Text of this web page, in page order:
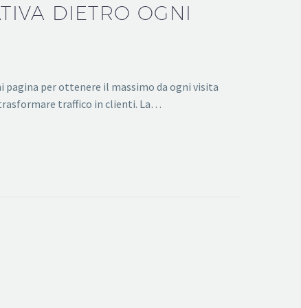
DIETRO OGNI
per ottenere il massimo da ogni visita
traffico in clienti. La…